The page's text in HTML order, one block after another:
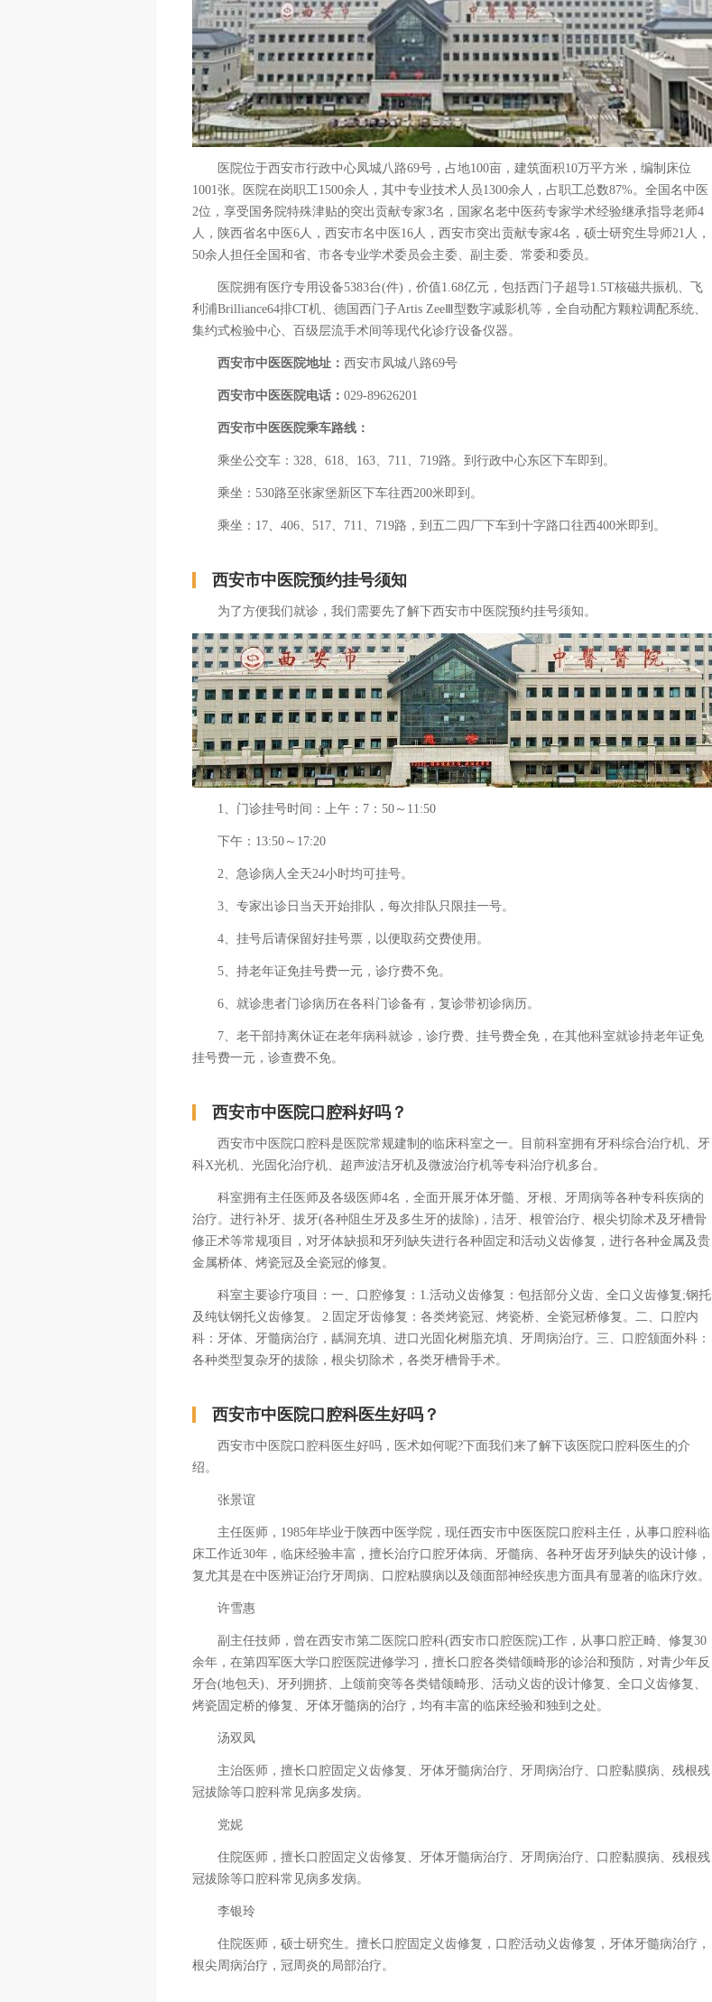
医院位于西安市行政中心凤城八路69号，占地100亩，建筑面积10万平方米，编制床位
1001张。医院在岗职工1500余人，其中专业技术人员1300余人，占职工总数87%。全国名中医
2位，享受国务院特殊津贴的突出贡献专家3名，国家名老中医药专家学术经验继承指导老师4
人，陕西省名中医6人，西安市名中医16人，西安市突出贡献专家4名，硕士研究生导师21人，
50余人担任全国和省、市各专业学术委员会主委、副主委、常委和委员。
医院拥有医疗专用设备5383台(件)，价值1.68亿元，包括西门子超导1.5T核磁共振机、飞
利浦Brilliance64排CT机、德国西门子Artis ZeeⅢ型数字减影机等，全自动配方颗粒调配系统、
集约式检验中心、百级层流手术间等现代化诊疗设备仪器。
西安市中医医院地址： 西安市凤城八路69号
西安市中医医院电话： 029-89626201
西安市中医医院乘车路线：
乘坐公交车：328、618、163、711、719路。到行政中心东区下车即到。
乘坐：530路至张家堡新区下车往西200米即到。
乘坐：17、406、517、711、719路，到五二四厂下车到十字路口往西400米即到。
西安市中医院预约挂号须知
为了方便我们就诊，我们需要先了解下西安市中医院预约挂号须知。
1、门诊挂号时间：上午：7：50～11:50
下午：13:50～17:20
2、急诊病人全天24小时均可挂号。
3、专家出诊日当天开始排队，每次排队只限挂一号。
4、挂号后请保留好挂号票，以便取药交费使用。
5、持老年证免挂号费一元，诊疗费不免。
6、就诊患者门诊病历在各科门诊备有，复诊带初诊病历。
7、老干部持离休证在老年病科就诊，诊疗费、挂号费全免，在其他科室就诊持老年证免
挂号费一元，诊查费不免。
西安市中医院口腔科好吗？
西安市中医院口腔科是医院常规建制的临床科室之一。目前科室拥有牙科综合治疗机、牙
科X光机、光固化治疗机、超声波洁牙机及微波治疗机等专科治疗机多台。
科室拥有主任医师及各级医师4名，全面开展牙体牙髓、牙根、牙周病等各种专科疾病的
治疗。进行补牙、拔牙(各种阻生牙及多生牙的拔除)，洁牙、根管治疗、根尖切除术及牙槽骨
修正术等常规项目，对牙体缺损和牙列缺失进行各种固定和活动义齿修复，进行各种金属及贵
金属桥体、烤瓷冠及全瓷冠的修复。
科室主要诊疗项目：一、口腔修复：1.活动义齿修复：包括部分义齿、全口义齿修复;钢托
及纯钛钢托义齿修复。 2.固定牙齿修复：各类烤瓷冠、烤瓷桥、全瓷冠桥修复。二、口腔内
科：牙体、牙髓病治疗，龋洞充填、进口光固化树脂充填、牙周病治疗。三、口腔颔面外科：
各种类型复杂牙的拔除，根尖切除术，各类牙槽骨手术。
西安市中医院口腔科医生好吗？
西安市中医院口腔科医生好吗，医术如何呢?下面我们来了解下该医院口腔科医生的介
绍。
张景谊
主任医师，1985年毕业于陕西中医学院，现任西安市中医医院口腔科主任，从事口腔科临
床工作近30年，临床经验丰富，擅长治疗口腔牙体病、牙髓病、各种牙齿牙列缺失的设计修，
复尤其是在中医辨证治疗牙周病、口腔粘膜病以及颌面部神经疾患方面具有显著的临床疗效。
许雪惠
副主任技师，曾在西安市第二医院口腔科(西安市口腔医院)工作，从事口腔正畸、修复30
余年，在第四军医大学口腔医院进修学习，擅长口腔各类错颌畸形的诊治和预防，对青少年反
牙合(地包天)、牙列拥挤、上颌前突等各类错颌畸形、活动义齿的设计修复、全口义齿修复、
烤瓷固定桥的修复、牙体牙髓病的治疗，均有丰富的临床经验和独到之处。
汤双凤
主治医师，擅长口腔固定义齿修复、牙体牙髓病治疗、牙周病治疗、口腔黏膜病、残根残
冠拔除等口腔科常见病多发病。
党妮
住院医师，擅长口腔固定义齿修复、牙体牙髓病治疗、牙周病治疗、口腔黏膜病、残根残
冠拔除等口腔科常见病多发病。
李银玲
住院医师，硕士研究生。擅长口腔固定义齿修复，口腔活动义齿修复，牙体牙髓病治疗，
根尖周病治疗，冠周炎的局部治疗。